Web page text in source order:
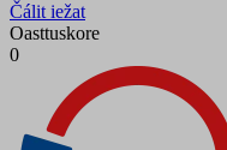
Čálit iežat
Oasttuskore
0